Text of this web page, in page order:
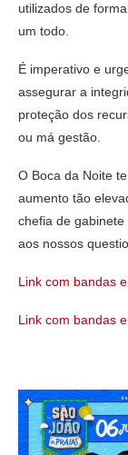
utilizados de
um todo.
É imperativo e
assegurar a
proteção dos
ou má gestão.
O Boca da Noite
aumento tão
chefia de
aos nossos
Link com bandas
Link com bandas